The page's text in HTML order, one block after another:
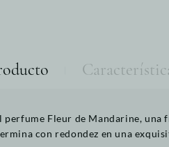
perfume Fleur de Mandarine, una
con redondez en una